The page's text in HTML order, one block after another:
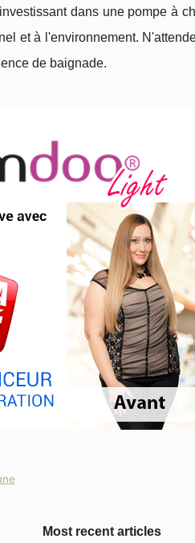
dans une pompe à
et à l'environnement.
de baignade.
Most recent articles